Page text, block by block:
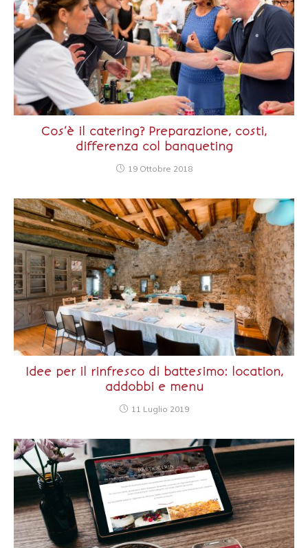
Cos’è il catering? Preparazione, costi,
differenza col banqueting
19 Ottobre 2018
Idee per il rinfresco di battesimo: location,
addobbi e menu
11 Luglio 2019